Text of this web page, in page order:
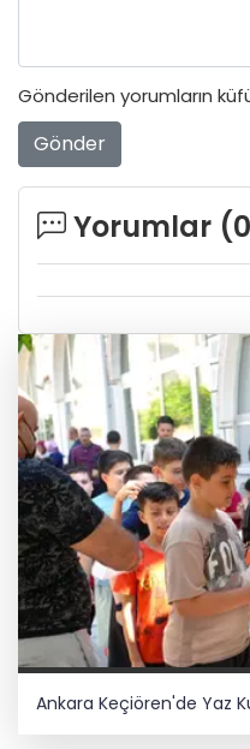
Gönderilen yorumların
Gönder
Yorumlar (0
Ankara Keçiören'de Yaz